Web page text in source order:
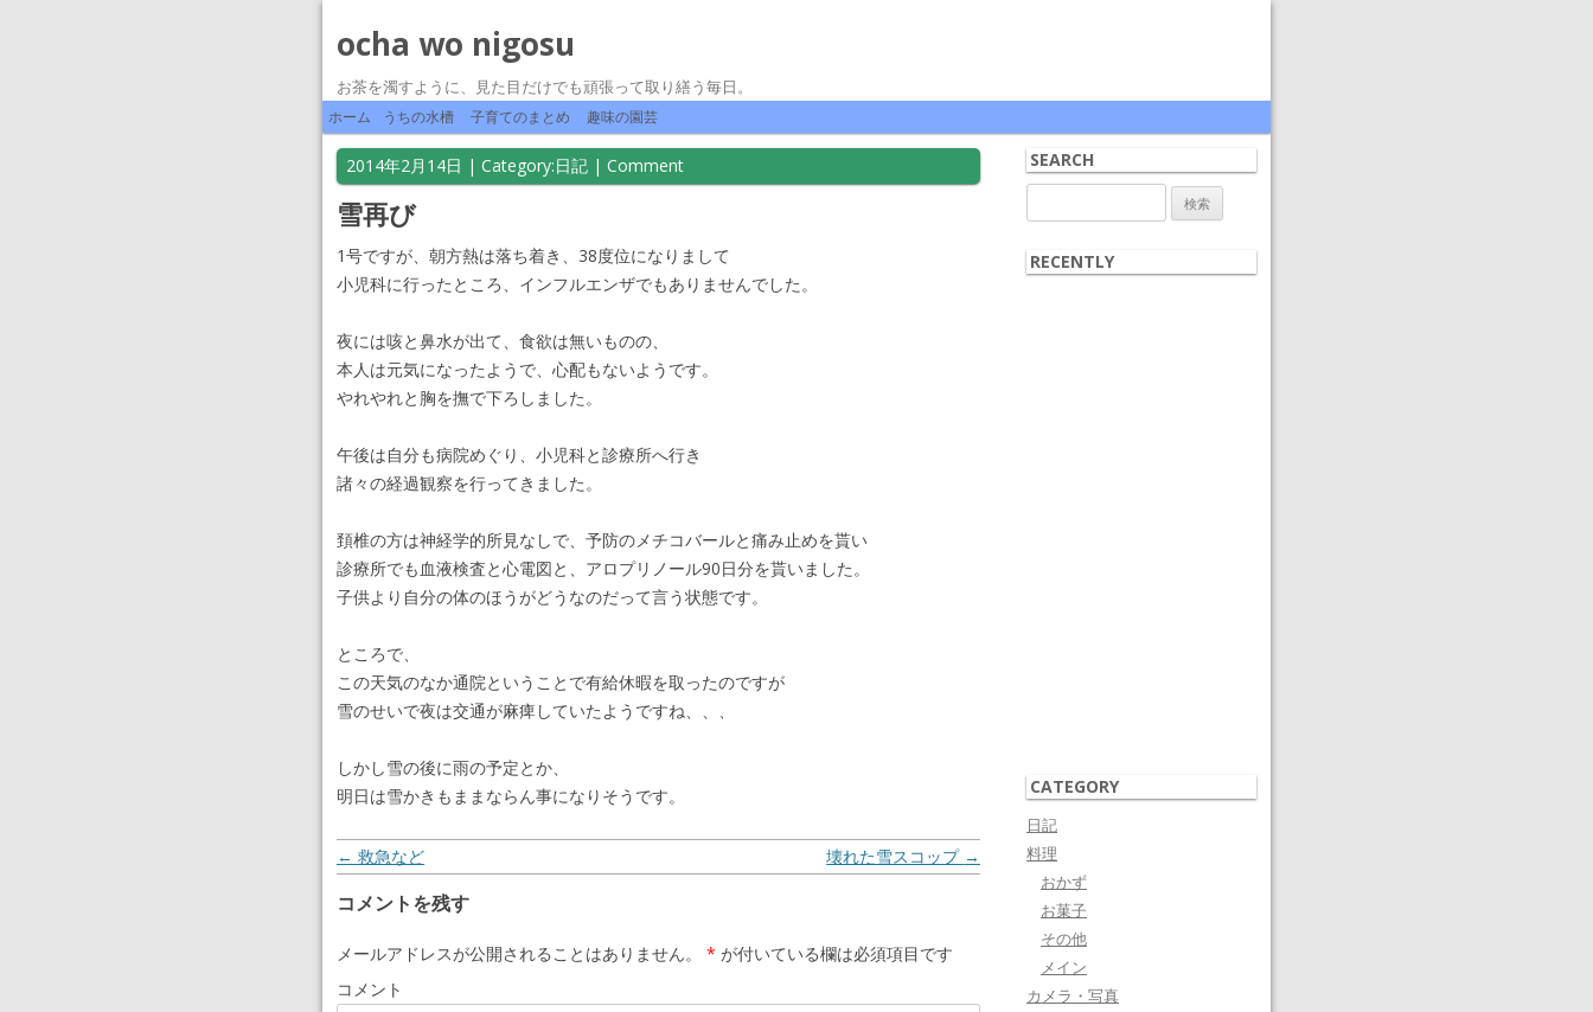
ocha wo nigosu
お茶を濁すように、見た目だけでも頑張って取り繕う毎日。
ホーム うちの水槽 子育てのまとめ 趣味の園芸
2014年2月14日 | Category:日記 | Comment
雪再び
1号ですが、朝方熱は落ち着き、38度位になりまして
小児科に行ったところ、インフルエンザでもありませんでした。
夜には咳と鼻水が出て、食欲は無いものの、
本人は元気になったようで、心配もないようです。
やれやれと胸を撫で下ろしました。
午後は自分も病院めぐり、小児科と診療所へ行き
諸々の経過観察を行ってきました。
頚椎の方は神経学的所見なしで、予防のメチコバールと痛み止めを貰い
診療所でも血液検査と心電図と、アロプリノール90日分を貰いました。
子供より自分の体のほうがどうなのだって言う状態です。
ところで、
この天気のなか通院ということで有給休暇を取ったのですが
雪のせいで夜は交通が麻痺していたようですね、、、
しかし雪の後に雨の予定とか、
明日は雪かきもままならん事になりそうです。
投稿ナビゲーション 壊れた雪スコップ →
← 救急など
コメントを残す
メールアドレスが公開されることはありません。 * が付いている欄は必須項目です
コメント
SEARCH
索:
RECENTLY
CATEGORY
日記
料理
おかず
お菓子
その他
メイン
カメラ・写真